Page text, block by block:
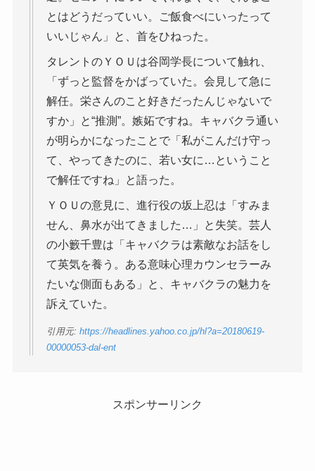
とはどうだっていい。ご飯食べにいったって
いいじゃん」と、首をひねった。
タレントのＹＯＵは谷岡学長について触れ、
「ずっと監督をかばっていた。会見して急に
解任。栄さんのこと好きだったんじゃないで
すか」と“推測”。嫉妬ですね。キャバクラ通い
が明らかになったことで「私がこんだけ守っ
て、やってきたのに、若い女に…ということ
で解任ですね」と語った。
ＹＯＵの意見に、進行役の坂上忍は「すみま
せん、鼻水が出てきました…」と失笑。芸人
の小籔千豊は「キャバクラは素敵なお話をし
て英気を養う。ある意味心理カウンセラーみ
たいな側面もある」と、キャバクラの魅力を
訴えていた。
引用元: https://headlines.yahoo.co.jp/hl?a=20180619-
00000053-dal-ent
スポンサーリンク